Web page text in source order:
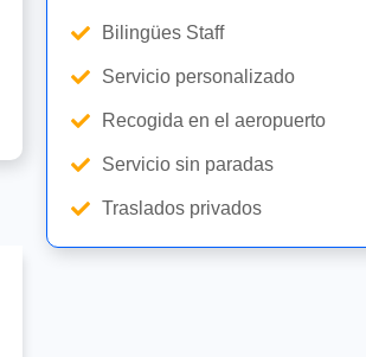
Bilingües Staff
Servicio personalizado
Recogida en el aeropuerto
Servicio sin paradas
Traslados privados